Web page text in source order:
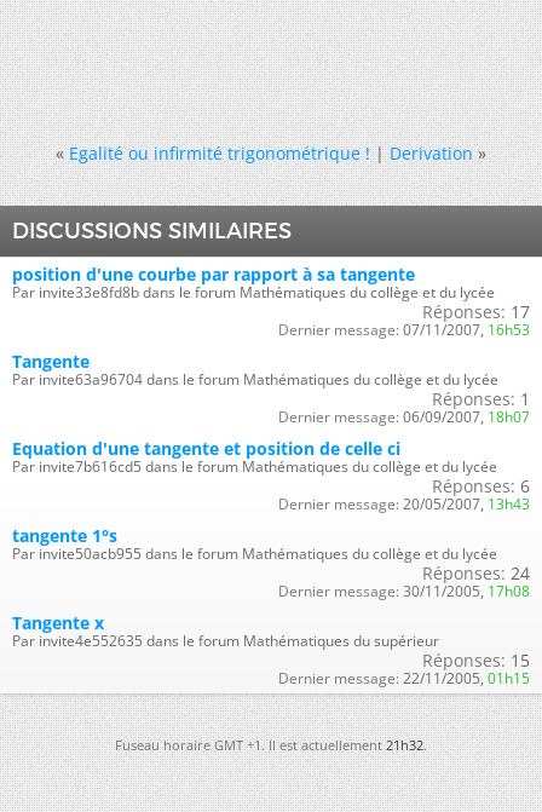
« Egalité ou infirmité trigonométrique !|Derivation »
DISCUSSIONS SIMILAIRES
position d'une courbe par rapport à sa tangente
Par invite33e8fd8b dans le forum Mathématiques du collège et du lycée
Réponses: 17
Dernier message: 07/11/2007, 16h53
Tangente
Par invite63a96704 dans le forum Mathématiques du collège et du lycée
Réponses: 1
Dernier message: 06/09/2007, 18h07
Equation d'une tangente et position de celle ci
Par invite7b616cd5 dans le forum Mathématiques du collège et du lycée
Réponses: 6
Dernier message: 20/05/2007, 13h43
tangente 1°s
Par invite50acb955 dans le forum Mathématiques du collège et du lycée
Réponses: 24
Dernier message: 30/11/2005, 17h08
Tangente x
Par invite4e552635 dans le forum Mathématiques du supérieur
Réponses: 15
Dernier message: 22/11/2005, 01h15
Fuseau horaire GMT +1. Il est actuellement21h32.